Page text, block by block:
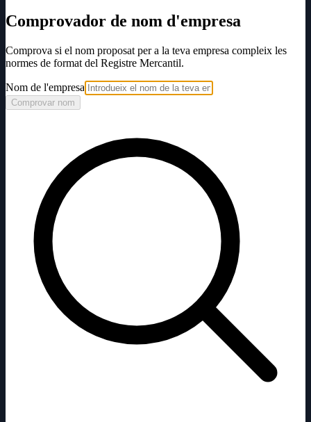
Comprovador de nom d'empresa
Comprova si el nom proposat per a la teva empresa compleix les
normes de format del Registre Mercantil.
Nom de l'empresa
Comprovar nom